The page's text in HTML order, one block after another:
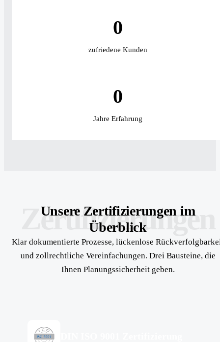
0
zufriedene Kunden
0
Jahre Erfahrung
Zertifizierungen
Unsere Zertifizierungen im
Überblick
Klar dokumentierte Prozesse, lückenlose
und zollrechtliche Vereinfachungen. Drei Bausteine, die
Ihnen Planungssicherheit geben.